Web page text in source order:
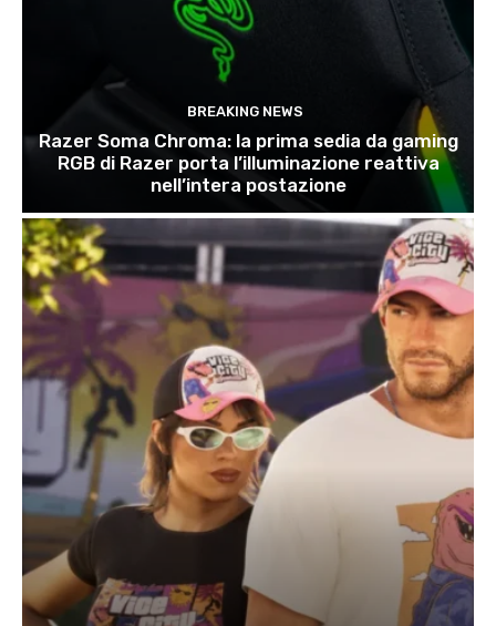
BREAKING NEWS
Razer Soma Chroma: la prima sedia da gaming
RGB di Razer porta l’illuminazione reattiva
nell’intera postazione